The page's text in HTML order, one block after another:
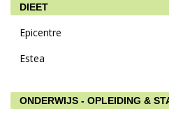
DIEET
Epicentre
Estea
ONDERWIJS - OPLEIDING &